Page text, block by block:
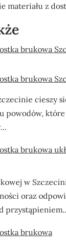
materiału z
brukowa
brukowa
cieszy
powodów,
brukowa
w
oraz
brukowa